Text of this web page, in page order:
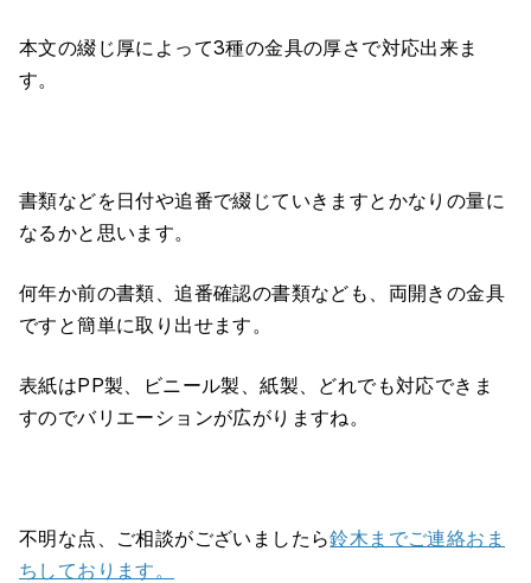
本文の綴じ厚によって3種の金具の厚さで対応出来ま
す。
書類などを日付や追番で綴じていきますとかなりの量に
なるかと思います。
何年か前の書類、追番確認の書類なども、両開きの金具
ですと簡単に取り出せます。
表紙はPP製、ビニール製、紙製、どれでも対応できま
すのでバリエーションが広がりますね。
不明な点、ご相談がございましたら鈴木までご連絡おま
ちしております。